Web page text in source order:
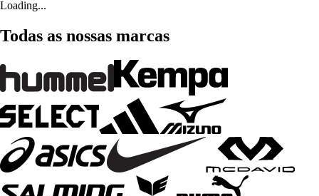
Loading...
Todas as nossas marcas